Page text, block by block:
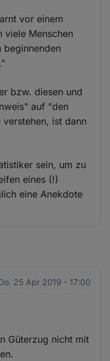
vor einem
viele Menschen
beginnenden
bzw. diesen und
auf "den
ist dann
sein, um zu
eines (!)
eine Anekdote
25 Apr 2019 - 17:00
Güterzug nicht mit